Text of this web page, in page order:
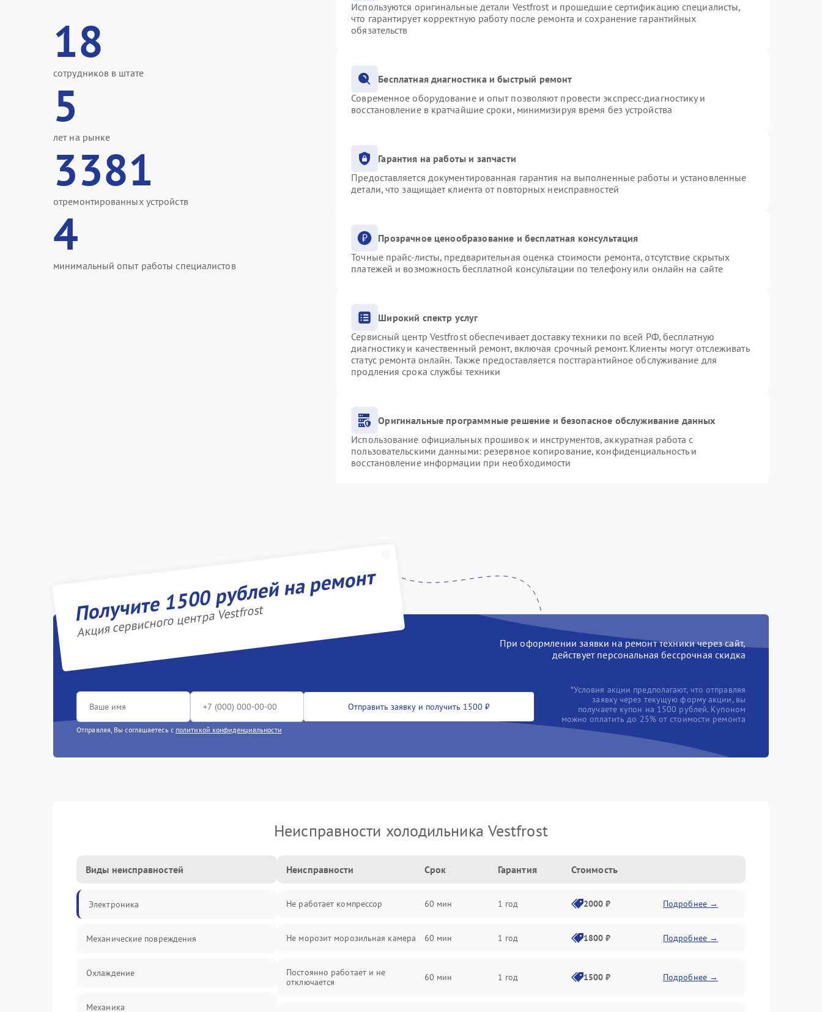
18
сотрудников в штате
5
лет на рынке
3381
отремонтированных устройств
4
минимальный опыт работы специалистов
Используются оригинальные детали Vestfrost и прошедшие сертификацию специалисты,
что гарантирует корректную работу после ремонта и сохранение гарантийных
обязательств
Бесплатная диагностика и быстрый ремонт
Современное оборудование и опыт позволяют провести экспресс-диагностику и
восстановление в кратчайшие сроки, минимизируя время без устройства
Гарантия на работы и запчасти
Предоставляется документированная гарантия на выполненные работы и установленные
детали, что защищает клиента от повторных неисправностей
Прозрачное ценообразование и бесплатная консультация
Точные прайс-листы, предварительная оценка стоимости ремонта, отсутствие скрытых
платежей и возможность бесплатной консультации по телефону или онлайн на сайте
Широкий спектр услуг
Сервисный центр Vestfrost обеспечивает доставку техники по всей РФ, бесплатную
диагностику и качественный ремонт, включая срочный ремонт. Клиенты могут отслеживать
статус ремонта онлайн. Также предоставляется постгарантийное обслуживание для
продления срока службы техники
Оригинальные программные решение и безопасное обслуживание данных
Использование официальных прошивок и инструментов, аккуратная работа с
пользовательскими данными: резервное копирование, конфиденциальность и
восстановление информации при необходимости
Получите 1500 рублей на ремонт
Акция сервисного центра Vestfrost
При оформлении заявки на ремонт техники через сайт,
действует персональная бессрочная скидка
Отправить заявку и получить 1500 ₽
Отправляя, Вы соглашаетесь с политикой конфиденциальности
*Условия акции предполагают, что отправляя
заявку через текущую форму акции, вы
получаете купон на 1500 рублей. Купоном
можно оплатить до 25% от стоимости ремонта
Неисправности холодильника Vestfrost
Виды неисправностей
Электроника
Механические повреждения
Охлаждение
Механика
Неисправности Срок Гарантия Стоимость
Не работает компрессор 60 мин 1 год 2000 ₽ Подробнее →
Не морозит морозильная камера 60 мин 1 год 1800 ₽ Подробнее →
Постоянно работает и не
отключается
60 мин 1 год 1500 ₽ Подробнее →